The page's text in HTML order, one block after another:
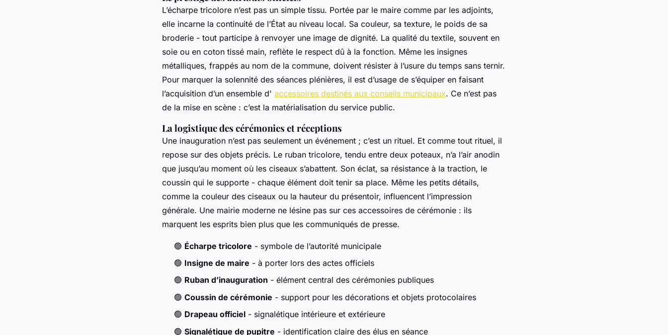
L’écharpe tricolore n’est pas un simple tissu. Portée par le maire comme par les adjoints,
elle incarne la continuité de l’État au niveau local. Sa couleur, sa texture, le poids de sa
broderie - tout participe à renvoyer une image de dignité. La qualité du textile, souvent en
soie ou en coton tissé main, reflète le respect dû à la fonction. Même les insignes
métalliques, frappés au nom de la commune, doivent résister à l’usure du temps sans ternir.
Pour marquer la solennité des séances plénières, il est d’usage de s’équiper en faisant
l’acquisition d’un ensemble d' accessoires destinés aux conseils municipaux. Ce n’est pas
de la mise en scène : c’est la matérialisation du service public.
La logistique des cérémonies et réceptions
Une inauguration n’est pas seulement un événement ; c’est un rituel. Et comme tout rituel, il
repose sur des objets précis. Le ruban tricolore, tendu entre deux poteaux, n’a l’air anodin
que jusqu’au moment où les ciseaux s’abattent. Son éclat, sa résistance à la traction, le
coussin qui le supporte - chaque élément doit tenir sa place. Même les petits détails,
comme la couleur des ciseaux ou la hauteur du présentoir, influencent l’impression
générale. Une mairie moderne ne lésine pas sur ces accessoires de cérémonie : ils
marquent les esprits bien plus que les communiqués de presse.
🟢 Écharpe tricolore - symbole de l’autorité municipale
🟢 Insigne de maire - à porter lors des actes officiels
🟢 Ruban d’inauguration - élément central des cérémonies publiques
🟢 Coussin de cérémonie - support pour les décorations et objets protocolaires
🟢 Drapeau officiel - signalétique intérieure et extérieure
🟢 Signalétique de pupitre - identification claire des élus en séance